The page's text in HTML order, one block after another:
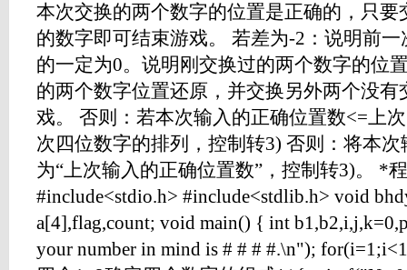
本次交换的两个数字的位置是正确的，只
的数字即可结束游戏。 若差为-2：说明前
的一定为0。说明刚交换过的两个数字的位
的两个数字位置还原，并交换另外两个没
戏。 否则：若本次输入的正确位置数<=上
次四位数字的排列，控制转3) 否则：将本
为“上次输入的正确位置数”，控制转3)。 *
#include<stdio.h> #include<stdlib.h> void
a[4],flag,count; void main() { int
your number in mind is # # # #.\n");